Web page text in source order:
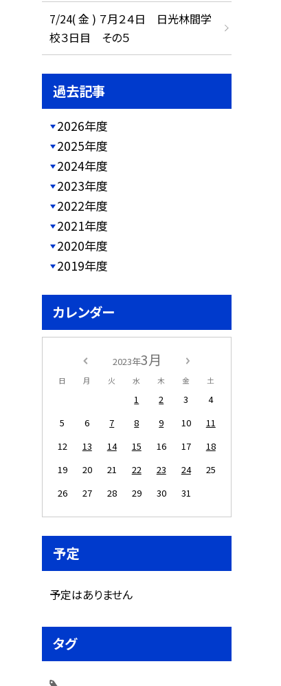
7/24( 金 ) ７月２４日 日光林間学
校３日目 その５
過去記事
2026年度
2025年度
2024年度
2023年度
2022年度
2021年度
2020年度
2019年度
カレンダー
2023年3月
日 月 火 水 木 金 土
1 2 3
4
5
6 7 8 9 10
11
12
13 14 15 16 17
18
19
20 21 22 23 24
25
26
27 28 29 30 31
予定
予定はありません
タグ